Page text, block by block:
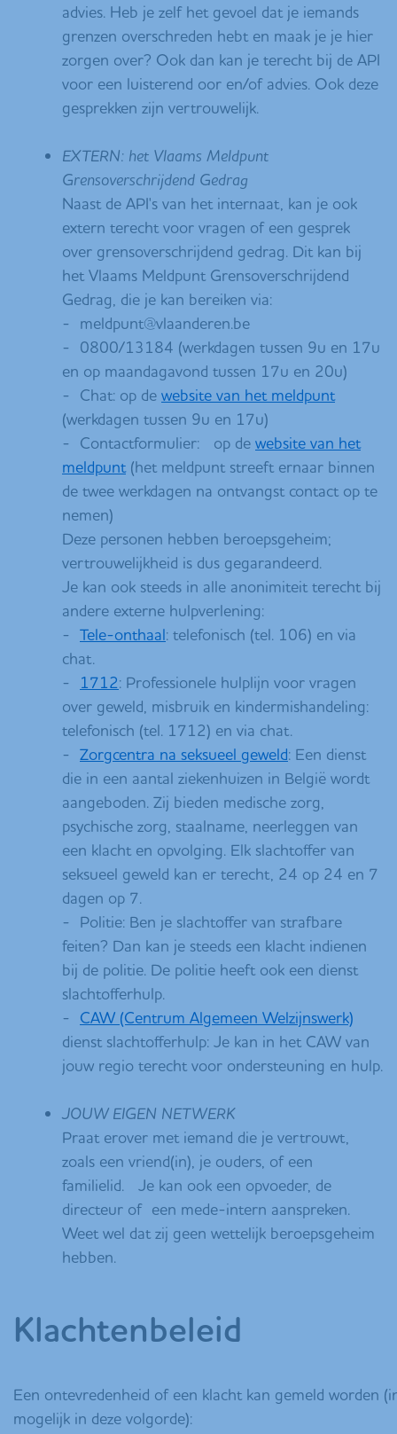
advies. Heb je zelf het gevoel dat je iemands
grenzen overschreden hebt en maak je je hier
zorgen over? Ook dan kan je terecht bij de API
voor een luisterend oor en/of advies. Ook deze
gesprekken zijn vertrouwelijk.
EXTERN: het Vlaams Meldpunt
Grensoverschrijdend Gedrag
Naast de API's van het internaat, kan je ook
extern terecht voor vragen of een gesprek
over grensoverschrijdend gedrag. Dit kan bij
het Vlaams Meldpunt Grensoverschrijdend
Gedrag, die je kan bereiken via:
- meldpunt@vlaanderen.be
- 0800/13184 (werkdagen tussen 9u en 17u
en op maandagavond tussen 17u en 20u)
- Chat: op de website van het meldpunt
(werkdagen tussen 9u en 17u)
- Contactformulier: op de website van het
meldpunt(het meldpunt streeft ernaar binnen
de twee werkdagen na ontvangst contact op te
nemen)
Deze personen hebben beroepsgeheim;
vertrouwelijkheid is dus gegarandeerd.
Je kan ook steeds in alle anonimiteit terecht bij
andere externe hulpverlening:
- Tele-onthaal: telefonisch (tel. 106) en via
chat.
- 1712: Professionele hulplijn voor vragen
over geweld, misbruik en kindermishandeling:
telefonisch (tel. 1712) en via chat.
- Zorgcentra na seksueel geweld: Een dienst
die in een aantal ziekenhuizen in België wordt
aangeboden. Zij bieden medische zorg,
psychische zorg, staalname, neerleggen van
een klacht en opvolging. Elk slachtoffer van
seksueel geweld kan er terecht, 24 op 24 en 7
dagen op 7.
- Politie: Ben je slachtoffer van strafbare
feiten? Dan kan je steeds een klacht indienen
bij de politie. De politie heeft ook een dienst
slachtofferhulp.
- CAW (Centrum Algemeen Welzijnswerk)
dienst slachtofferhulp: Je kan in het CAW van
jouw regio terecht voor ondersteuning en hulp.
JOUW EIGEN NETWERK
Praat erover met iemand die je vertrouwt,
zoals een vriend(in), je ouders, of een
familielid. Je kan ook een opvoeder, de
directeur of een mede-intern aanspreken.
Weet wel dat zij geen wettelijk beroepsgeheim
hebben.
Klachtenbeleid
Een ontevredenheid of een klacht kan gemeld worden
mogelijk in deze volgorde):